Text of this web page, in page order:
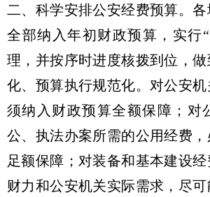
二、科学安排公安经费预算。
全部纳入年初财政预算，实行
理，并按序时进度核拨到位，
化、预算执行规范化。对公安
须纳入财政预算全额保障；对
公、执法办案所需的公用经费
足额保障；对装备和基本建设
财力和公安机关实际需求，尽